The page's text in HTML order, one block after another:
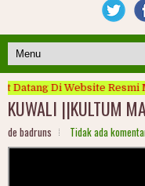
Di Website Resmi
KUWALI ||KULTUM
de badruns Tidak ada